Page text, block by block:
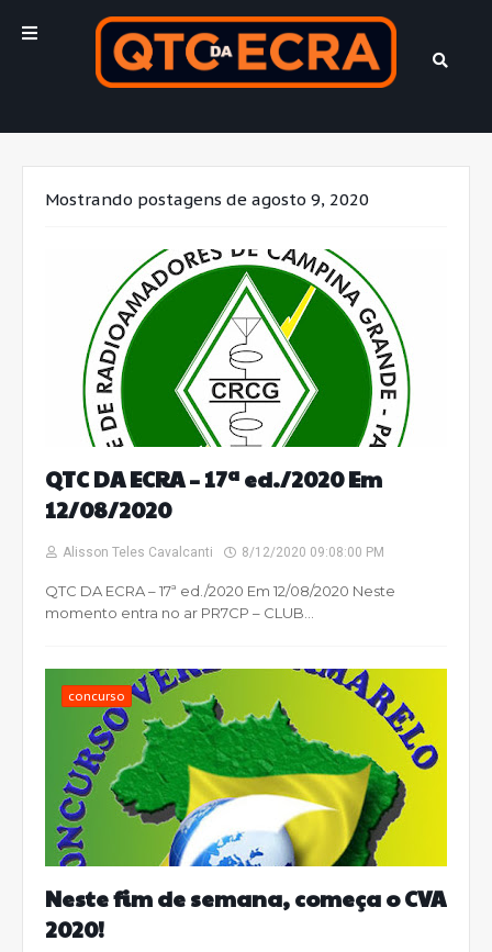
Mostrando postagens de agosto 9, 2020
QTC DA ECRA – 17ª ed./2020 Em
12/08/2020
Alisson Teles Cavalcanti 8/12/2020 09:08:00 PM
QTC DA ECRA – 17ª ed./2020 Em 12/08/2020 Neste
momento entra no ar PR7CP – CLUB…
concurso
Neste fim de semana, começa o CVA
2020!